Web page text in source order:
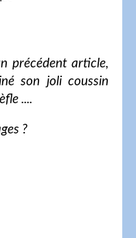
précédent article,
son joli coussin
....
?